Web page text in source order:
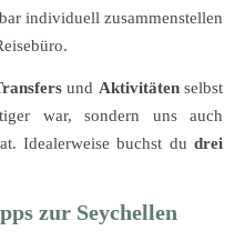
individuell zusammenstellen
und Aktivitätenselbst
war, sondern uns auch
Idealerweise buchst du drei
zur Seychellen